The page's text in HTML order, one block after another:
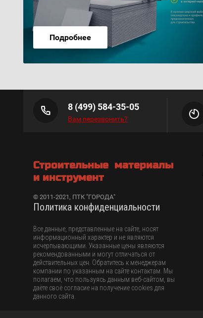
Подробнее
8 (499) 584-35-05
Вам перезвонить?
Строительные материалы
и инструмент
© 2011-2021, ПТК "ГОРОДА"
Политика конфиденциальности
Все данные, представленные на сайте, носят
информационный характер и не являются
исчерпывающими. Указанные цены являются
рекомендованными и могут отличаться от
действительных цен. Обратитесь к менеджерам
компании по указанным на сайте контактам. Мы
полагаем, что пользуясь данным веб-сайтом, вы
даёте своё согласие на получение cookies для
данного сайта.